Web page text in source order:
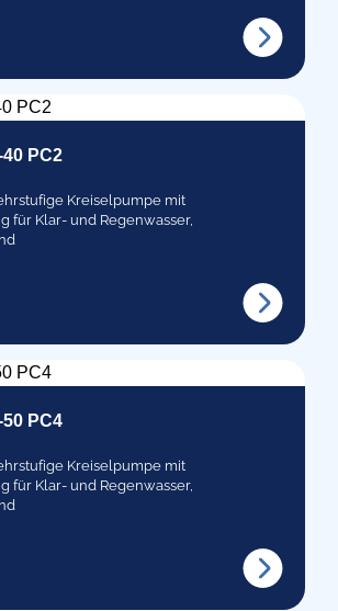
PC2
Kreiselpumpe mit
für Klar- und Regenwasser,
PC4
Kreiselpumpe mit
für Klar- und Regenwasser,